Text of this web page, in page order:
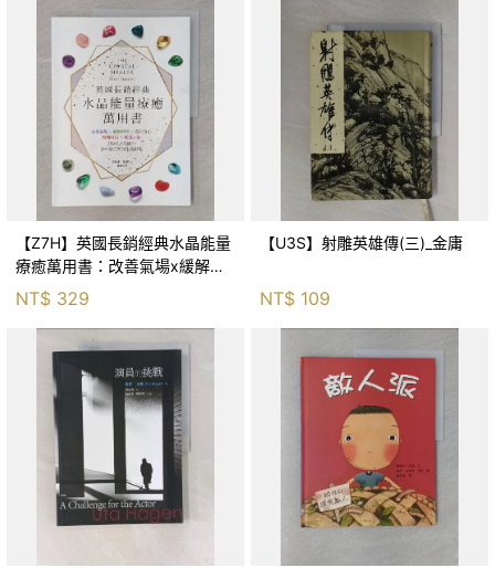
【Z7H】英國長銷經典水晶能量
療癒萬用書：改善氣場x緩解疼
痛x穩定身心x增加財富x促進人
緣，250種水晶礦石給你最完整
的生活對策_菲利
NT$ 329
【U3S】射雕英雄傳(三)_金庸
NT$ 109